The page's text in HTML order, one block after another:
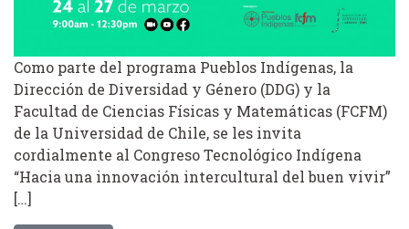
Como parte del programa Pueblos Indígenas, la
Dirección de Diversidad y Género (DDG) y la
Facultad de Ciencias Físicas y Matemáticas (FCFM)
de la Universidad de Chile, se les invita
cordialmente al Congreso Tecnológico Indígena
“Hacia una innovación intercultural del buen vivir”
[…]